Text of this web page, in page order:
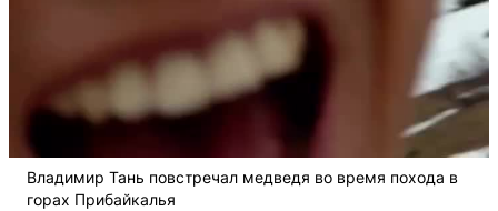
Владимир Тань повстречал медведя во время похода в
горах Прибайкалья